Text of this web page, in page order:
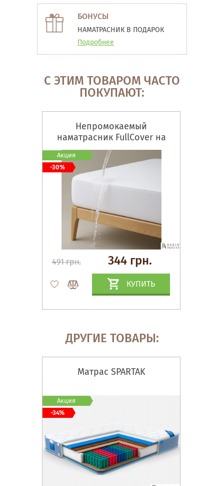
БОНУСЫ
НАМАТРАСНИК В ПОДАРОК
Подробнее
С ЭТИМ ТОВАРОМ ЧАСТО
ПОКУПАЮТ:
Непромокаемый
наматрасник FullCover на
резинке по всему периметру
491 грн. 344 грн.
КУПИТЬ
Акция
-30%
ДРУГИЕ ТОВАРЫ:
Матрас SPARTAK
Акция
-34%